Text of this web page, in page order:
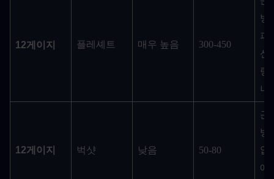
12게이지 플레셰트 매우 높음 300-450
방
파
신
량
니
12게이지 벅샷 낮음 50-80
근
방
없
에